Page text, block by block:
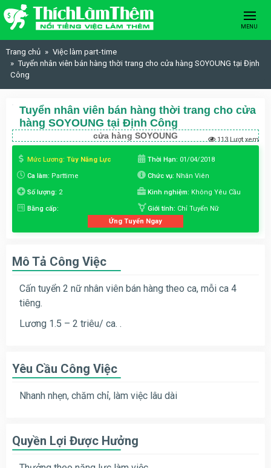
Skip to content
MENU
Trang chủ
Việc làm part-time
Tuyển nhân viên bán hàng thời trang cho cửa hàng SOYOUNG tại Định
Công
Tuyển nhân viên bán hàng thời trang cho cửa
hàng SOYOUNG tại Định Công
cửa hàng SOYOUNG 113 Lượt xem
Mức Lương: Tùy Năng Lực Thời Hạn: 01/04/2018
Ca làm: Parttime Chức vụ: Nhân Viên
Số lượng: 2 Kinh nghiệm: Không Yêu Cầu
Bằng cấp: Giới tính: Chỉ Tuyển Nữ
Ứng Tuyển Ngay
Mô Tả Công Việc
Cấn tuyển 2 nữ nhân viên bán hàng theo ca, mỗi ca 4
tiêng.
Lương 1.5 – 2 triêu/ ca. .
Yêu Cầu Công Việc
Nhanh nhẹn, chăm chỉ, làm việc lâu dài
Quyền Lợi Được Hưởng